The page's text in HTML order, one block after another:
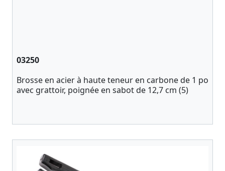
03250
Brosse en acier à haute teneur en carbone de 1 po
avec grattoir, poignée en sabot de 12,7 cm (5)